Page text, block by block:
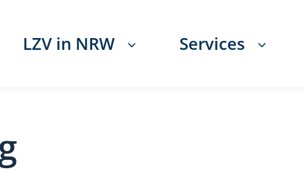
LZV in NRW Services